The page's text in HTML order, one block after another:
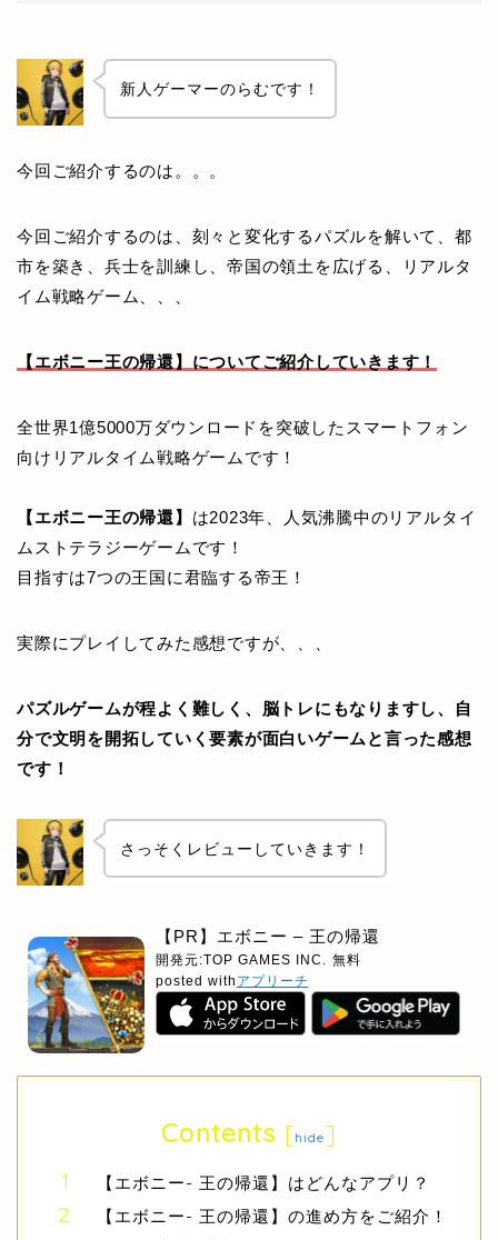
新人ゲーマーのらむです！
今回ご紹介するのは。。。
今回ご紹介するのは、刻々と変化するパズルを解いて、都
市を築き、兵士を訓練し、帝国の領土を広げる、リアルタ
イム戦略ゲーム、、、
【エボニー王の帰還】についてご紹介していきます！
全世界1億5000万ダウンロードを突破したスマートフォン
向けリアルタイム戦略ゲームです！
【エボニー王の帰還】 は2023年、人気沸騰中のリアルタイ
ムストテラジーゲームです！
目指すは7つの王国に君臨する帝王！
実際にプレイしてみた感想ですが、、、
パズルゲームが程よく難しく、脳トレにもなりますし、自
分で文明を開拓していく要素が面白いゲームと言った感想
です！
さっそくレビューしていきます！
【PR】エボニー – 王の帰還
開発元:TOP GAMES INC. 無料
posted with アプリーチ
Contents [hide ]
【エボニー- 王の帰還】はどんなアプリ？
【エボニー- 王の帰還】の進め方をご紹介！